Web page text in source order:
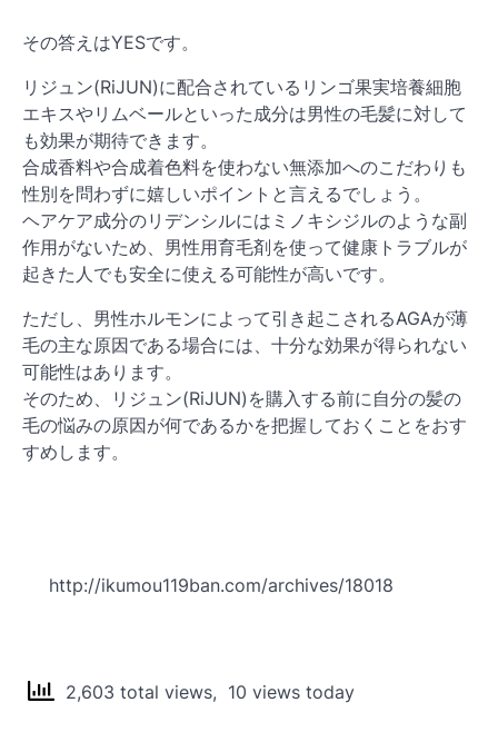
その答えはYESです。
リジュン(RiJUN)に配合されているリンゴ果実培養細胞
エキスやリムベールといった成分は男性の毛髪に対して
も効果が期待できます。
合成香料や合成着色料を使わない無添加へのこだわりも
性別を問わずに嬉しいポイントと言えるでしょう。
ヘアケア成分のリデンシルにはミノキシジルのような副
作用がないため、男性用育毛剤を使って健康トラブルが
起きた人でも安全に使える可能性が高いです。
ただし、男性ホルモンによって引き起こされるAGAが薄
毛の主な原因である場合には、十分な効果が得られない
可能性はあります。
そのため、リジュン(RiJUN)を購入する前に自分の髪の
毛の悩みの原因が何であるかを把握しておくことをおす
すめします。
http://ikumou119ban.com/archives/18018
2,603 total views, 10 views today